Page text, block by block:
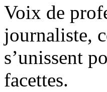
Voix de
journaliste,
s’unissent
facettes.